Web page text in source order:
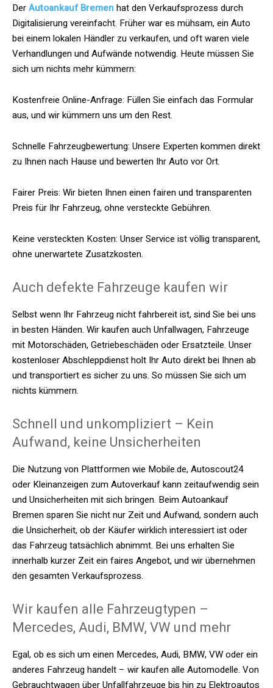
DerAutoankauf Bremenhat den Verkaufsprozess durch
Digitalisierung vereinfacht. Früher war es mühsam, ein Auto
bei einem lokalen Händler zu verkaufen, und oft waren viele
Verhandlungen und Aufwände notwendig. Heute müssen Sie
sich um nichts mehr kümmern:
Kostenfreie Online-Anfrage: Füllen Sie einfach das Formular
aus, und wir kümmern uns um den Rest.
Schnelle Fahrzeugbewertung: Unsere Experten kommen direkt
zu Ihnen nach Hause und bewerten Ihr Auto vor Ort.
Fairer Preis: Wir bieten Ihnen einen fairen und transparenten
Preis für Ihr Fahrzeug, ohne versteckte Gebühren.
Keine versteckten Kosten: Unser Service ist völlig transparent,
ohne unerwartete Zusatzkosten.
Auch defekte Fahrzeuge kaufen wir
Selbst wenn Ihr Fahrzeug nicht fahrbereit ist, sind Sie bei uns
in besten Händen. Wir kaufen auch Unfallwagen, Fahrzeuge
mit Motorschäden, Getriebeschäden oder Ersatzteile. Unser
kostenloser Abschleppdienst holt Ihr Auto direkt bei Ihnen ab
und transportiert es sicher zu uns. So müssen Sie sich um
nichts kümmern.
Schnell und unkompliziert – Kein
Aufwand, keine Unsicherheiten
Die Nutzung von Plattformen wie Mobile.de, Autoscout24
oder Kleinanzeigen zum Autoverkauf kann zeitaufwendig sein
und Unsicherheiten mit sich bringen. Beim Autoankauf
Bremen sparen Sie nicht nur Zeit und Aufwand, sondern auch
die Unsicherheit, ob der Käufer wirklich interessiert ist oder
das Fahrzeug tatsächlich abnimmt. Bei uns erhalten Sie
innerhalb kurzer Zeit ein faires Angebot, und wir übernehmen
den gesamten Verkaufsprozess.
Wir kaufen alle Fahrzeugtypen –
Mercedes, Audi, BMW, VW und mehr
Egal, ob es sich um einen Mercedes, Audi, BMW, VW oder ein
anderes Fahrzeug handelt – wir kaufen alle Automodelle. Von
Gebrauchtwagen über Unfallfahrzeuge bis hin zu Elektroautos